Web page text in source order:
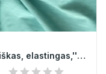
Itališkas, elastingas,''mėtos'' spalvos...